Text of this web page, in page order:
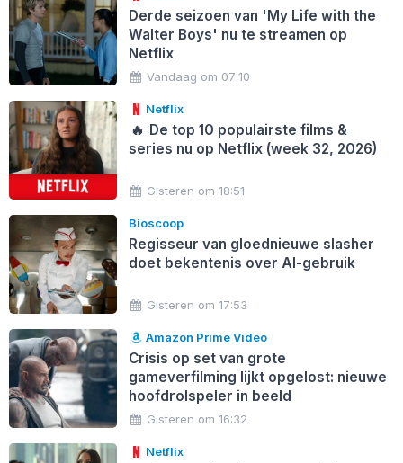
Derde seizoen van 'My Life with the
Walter Boys' nu te streamen op
Netflix
Vandaag om 07:10
Netflix
🔥 De top 10 populairste films &
series nu op Netflix (week 32, 2026)
Gisteren om 18:51
Bioscoop
Regisseur van gloednieuwe slasher
doet bekentenis over AI-gebruik
Gisteren om 17:53
Amazon Prime Video
Crisis op set van grote
gameverfilming lijkt opgelost: nieuwe
hoofdrolspeler in beeld
Gisteren om 16:32
Netflix